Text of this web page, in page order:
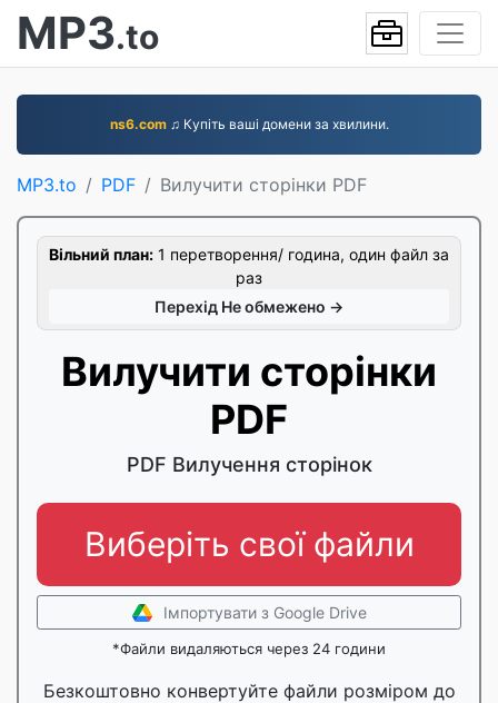
MP3.to
ns6.com♫ Купіть ваші домени за хвилини.
MP3.to PDF Вилучити сторінки PDF
Вільний план: 1 перетворення/ година, один файл за
раз
Перехід Не обмежено →
Вилучити сторінки
PDF
PDF Вилучення сторінок
Виберіть свої файли
Імпортувати з Google Drive
*Файли видаляються через 24 години
Безкоштовно конвертуйте файли розміром до